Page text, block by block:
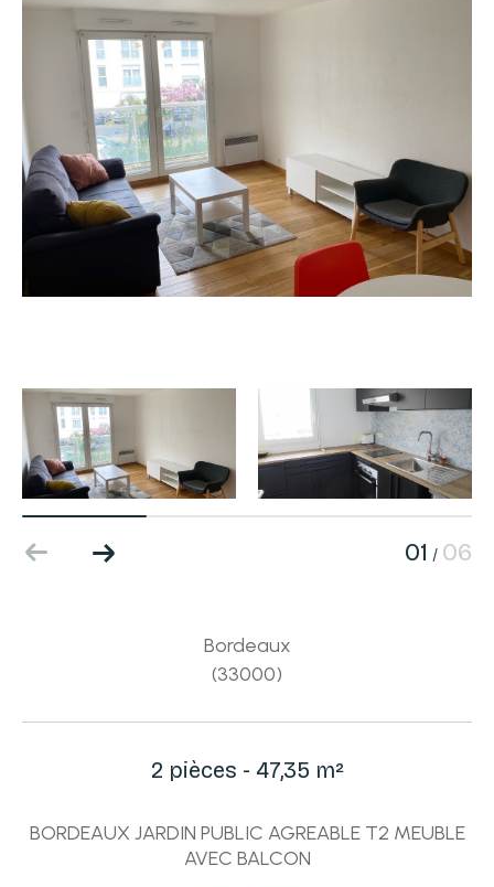
01 / 06
Bordeaux
(33000)
2 pièces - 47,35 m²
BORDEAUX JARDIN PUBLIC AGREABLE T2 MEUBLE
AVEC BALCON